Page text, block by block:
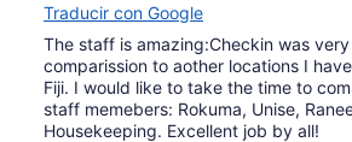
Traducir con Google
The staff is amazing:Checkin was
comparission to aother locations I
Fiji. I would like to take the time to
staff memebers: Rokuma, Unise,
Housekeeping. Excellent job by all!